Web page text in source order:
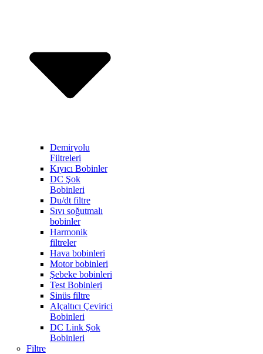
Demiryolu
Filtreleri
Kıyıcı Bobinler
DC Şok
Bobinleri
Du/dt filtre
Sıvı soğutmalı
bobinler
Harmonik
filtreler
Hava bobinleri
Motor bobinleri
Şebeke bobinleri
Test Bobinleri
Sinüs filtre
Alçaltıcı Çevirici
Bobinleri
DC Link Şok
Bobinleri
Filtre